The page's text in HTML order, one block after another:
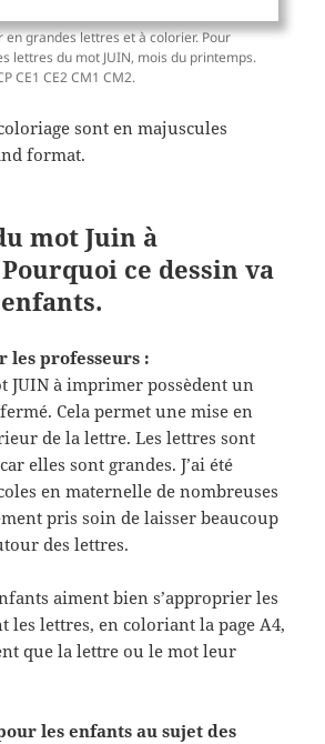
en grandes lettres et à colorier. Pour
lettres du mot JUIN, mois du printemps.
CE1 CE2 CM1 CM2.
sont en majuscules
format.
mot Juin à
ce dessin va
les professeurs :
JUIN à imprimer possèdent un
Cela permet une mise en
de la lettre. Les lettres sont
elles sont grandes. J’ai été
en maternelle de nombreuses
pris soin de laisser beaucoup
des lettres.
aiment bien s’approprier les
les lettres, en coloriant la page A4,
que la lettre ou le mot leur
les enfants au sujet des